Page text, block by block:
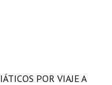
POR VIAJE A